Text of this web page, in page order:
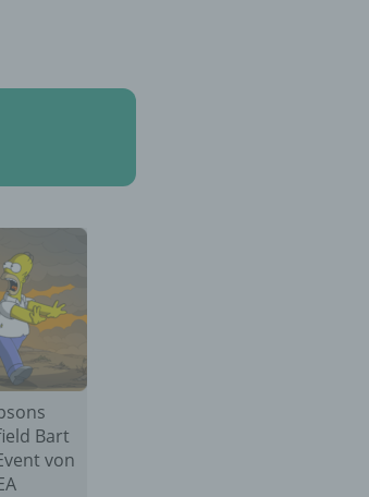
Bart
von